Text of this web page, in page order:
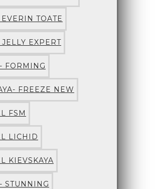
TOATE
EXPERT
FORMING
FREEZE NEW
FSM
LICHID
KIEVSKAYA
STUNNING